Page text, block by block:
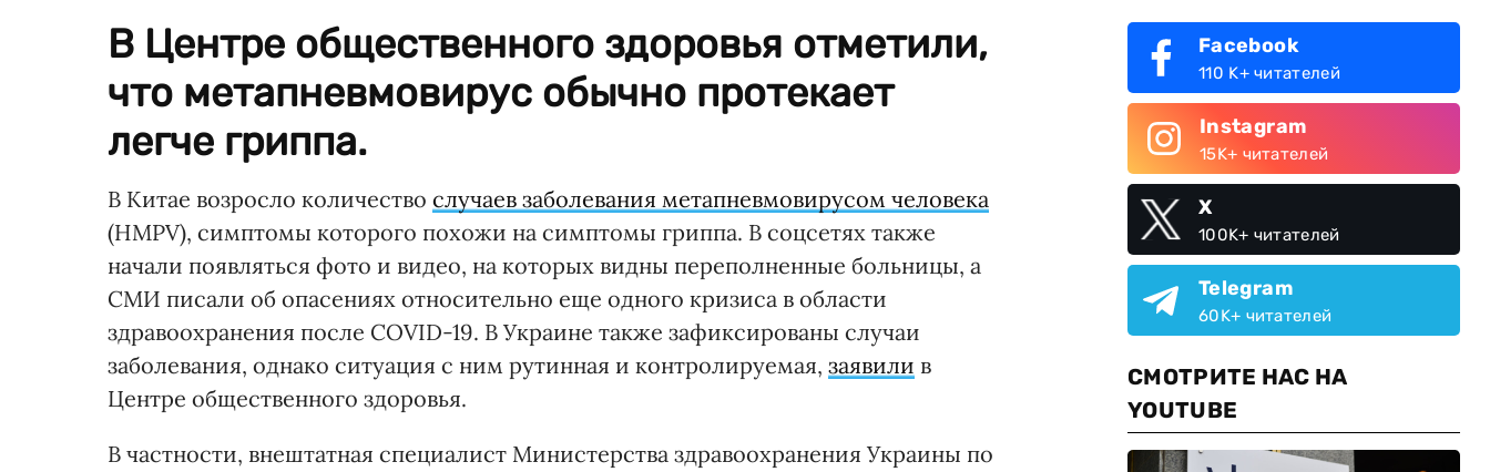
В Центре общественного здоровья отметили,
что метапневмовирус обычно протекает
легче гриппа.
В Китае возросло количество случаев заболевания метапневмовирусом человека
(HMPV), симптомы которого похожи на симптомы гриппа. В соцсетях также
начали появляться фото и видео, на которых видны переполненные больницы, а
СМИ писали об опасениях относительно еще одного кризиса в области
здравоохранения после COVID-19. В Украине также зафиксированы случаи
заболевания, однако ситуация с ним рутинная и контролируемая, заявили в
Центре общественного здоровья.
В частности, внештатная специалист Министерства здравоохранения Украины по
Facebook
110 K+ читателей
Instagram
15K+ читателей
X
100K+ читателей
Telegram
60K+ читателей
СМОТРИТЕ НАС НА
YOUTUBE